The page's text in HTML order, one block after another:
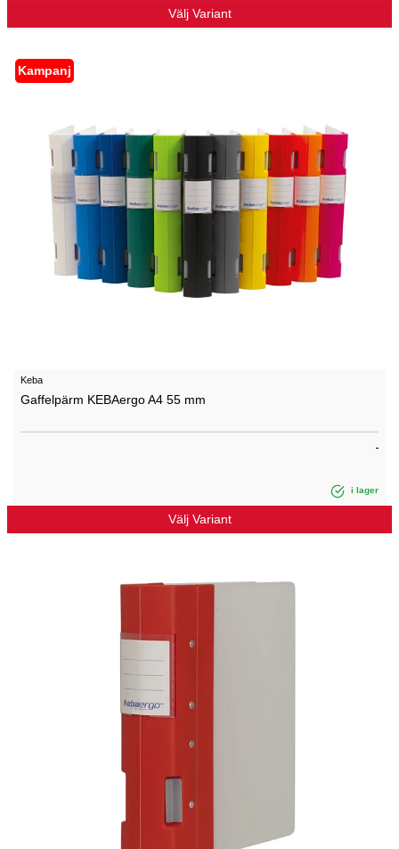
Välj Variant
Kampanj
Keba
Gaffelpärm KEBAergo A4 55 mm
i lager
Välj Variant